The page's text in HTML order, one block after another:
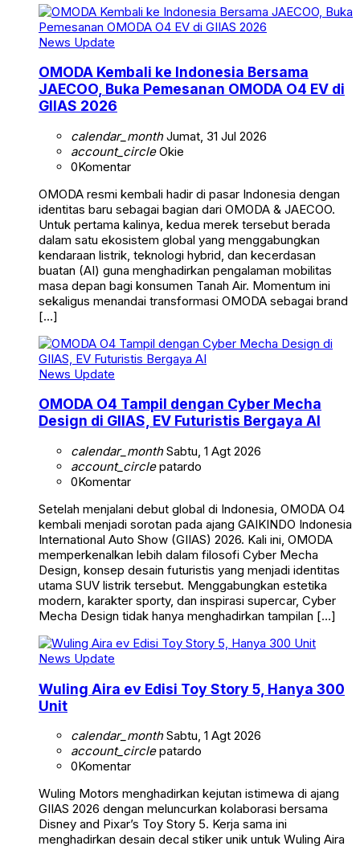
News Update
OMODA Kembali ke Indonesia Bersama
JAECOO, Buka Pemesanan OMODA O4 EV di
GIIAS 2026
calendar_monthJumat, 31 Jul 2026
account_circleOkie
0Komentar
OMODA resmi kembali hadir di pasar Indonesia dengan
identitas baru sebagai bagian dari OMODA & JAECOO.
Untuk pertama kalinya, kedua merek tersebut berada
dalam satu ekosistem global yang menggabungkan
kendaraan listrik, teknologi hybrid, dan kecerdasan
buatan (AI) guna menghadirkan pengalaman mobilitas
masa depan bagi konsumen Tanah Air. Momentum ini
sekaligus menandai transformasi OMODA sebagai brand
[…]
News Update
OMODA O4 Tampil dengan Cyber Mecha
Design di GIIAS, EV Futuristis Bergaya AI
calendar_monthSabtu, 1 Agt 2026
account_circlepatardo
0Komentar
Setelah menjalani debut global di Indonesia, OMODA O4
kembali menjadi sorotan pada ajang GAIKINDO Indonesia
International Auto Show (GIIAS) 2026. Kali ini, OMODA
memperkenalkan lebih dalam filosofi Cyber Mecha
Design, konsep desain futuristis yang menjadi identitas
utama SUV listrik tersebut. Menggabungkan estetika
modern, karakter sporty, dan inspirasi supercar, Cyber
Mecha Design tidak hanya menghadirkan tampilan […]
News Update
Wuling Aira ev Edisi Toy Story 5, Hanya 300
Unit
calendar_monthSabtu, 1 Agt 2026
account_circlepatardo
0Komentar
Wuling Motors menghadirkan kejutan istimewa di ajang
GIIAS 2026 dengan meluncurkan kolaborasi bersama
Disney and Pixar’s Toy Story 5. Kerja sama ini
menghadirkan desain decal stiker unik untuk Wuling Aira